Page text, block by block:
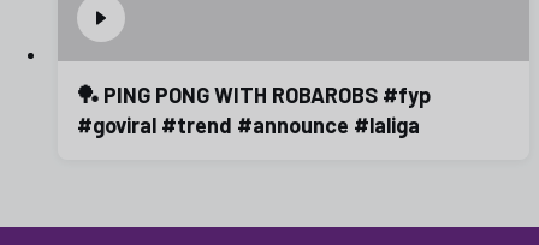
🏓 PING PONG WITH ROBAROBS #fyp
#goviral #trend #announce #laliga